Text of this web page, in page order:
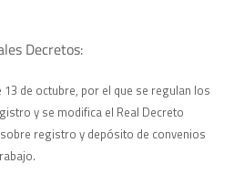
Decretos:
de octubre, por el que se regulan los
y se modifica el Real Decreto
registro y depósito de convenios